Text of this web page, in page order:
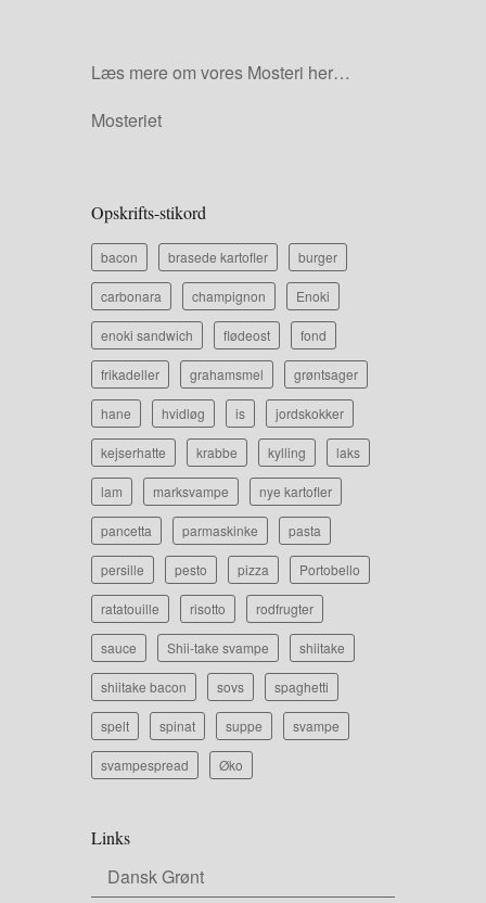
Læs mere om vores Mosteri her…
Mosteriet
Opskrifts-stikord
bacon brasede kartofler burger
carbonara champignon Enoki
enoki sandwich flødeost fond
frikadeller grahamsmel grøntsager
hane hvidløg is jordskokker
kejserhatte krabbe kylling laks
lam marksvampe nye kartofler
pancetta parmaskinke pasta
persille pesto pizza Portobello
ratatouille risotto rodfrugter
sauce Shii-take svampe shiitake
shiitake bacon sovs spaghetti
spelt spinat suppe svampe
svampespread Øko
Links
Dansk Grønt